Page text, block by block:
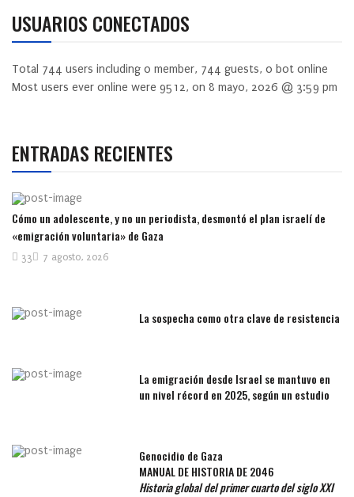
USUARIOS CONECTADOS
Total 744 users including 0 member, 744 guests, 0 bot online
Most users ever online were 9512, on 8 mayo, 2026 @ 3:59 pm
ENTRADAS RECIENTES
Cómo un adolescente, y no un periodista, desmontó el plan israelí de
«emigración voluntaria» de Gaza
7 agosto, 2026
33
La sospecha como otra clave de resistencia
La emigración desde Israel se mantuvo en
un nivel récord en 2025, según un estudio
Genocidio de Gaza
MANUAL DE HISTORIA DE 2046
Historia global del primer cuarto del siglo XXI